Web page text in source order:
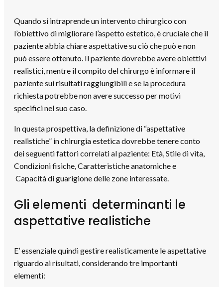
Quando si intraprende un intervento chirurgico con
l’obiettivo di migliorare l’aspetto estetico, è cruciale che il
paziente abbia chiare aspettative su ciò che può e non
può essere ottenuto. Il paziente dovrebbe avere obiettivi
realistici, mentre il compito del chirurgo è informare il
paziente sui risultati raggiungibili e se la procedura
richiesta potrebbe non avere successo per motivi
specifici nel suo caso.
In questa prospettiva, la definizione di “aspettative
realistiche” in chirurgia estetica dovrebbe tenere conto
dei seguenti fattori correlati al paziente: Età, Stile di vita,
Condizioni fisiche, Caratteristiche anatomiche e
Capacità di guarigione delle zone interessate.
Gli elementi determinanti le
aspettative realistiche
E’ essenziale quindi gestire realisticamente le aspettative
riguardo ai risultati, considerando tre importanti
elementi: